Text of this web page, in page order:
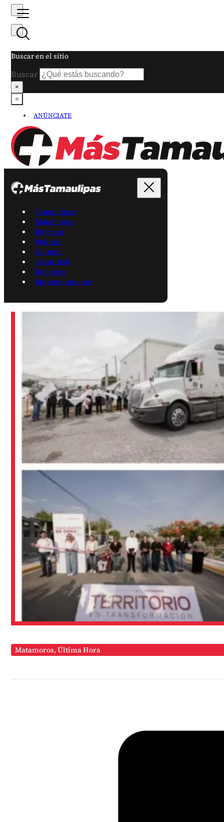
Buscar en el sitio
Buscar
×
ANÚNCIATE
Tamaulipas
Matamoros
Reynosa
Política
Opinión
Seguridad
Deportes
Entretenimiento
Matamoros,Última Hora